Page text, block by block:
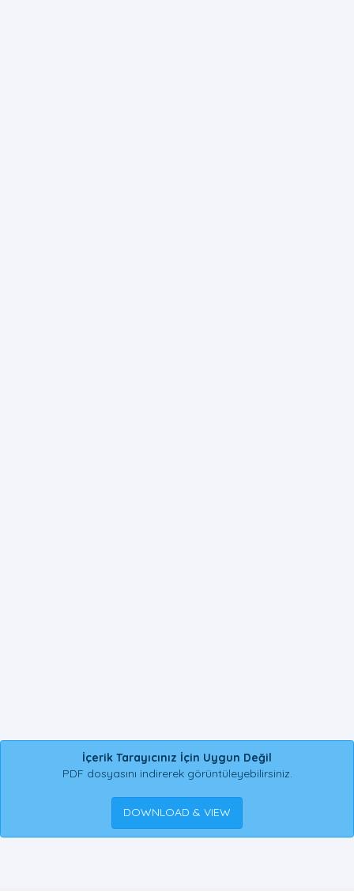
İçerik Tarayıcınız İçin Uygun Değil
PDF dosyasını indirerek görüntüleyebilirsiniz.
DOWNLOAD & VIEW